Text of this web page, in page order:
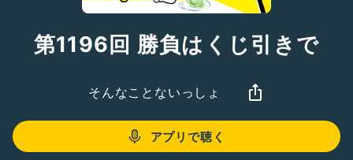
第1196回 勝負はくじ引きで
そんなことないっしょ
アプリで聴く